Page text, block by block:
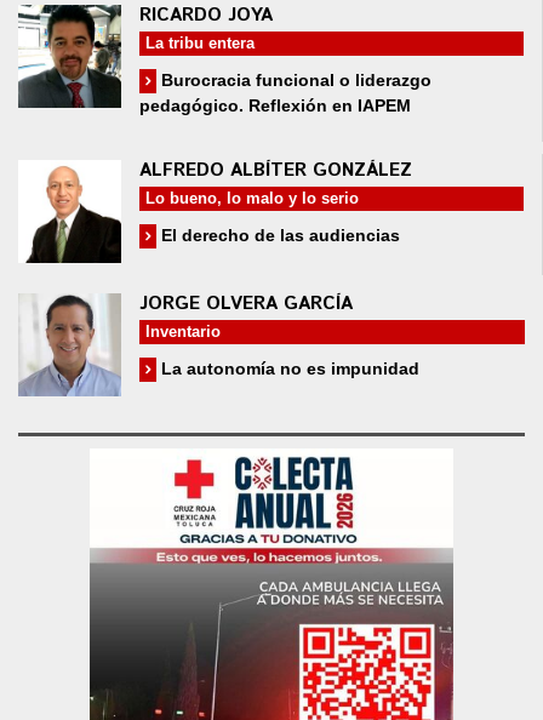
RICARDO JOYA
La tribu entera
Burocracia funcional o liderazgo
pedagógico. Reflexión en IAPEM
ALFREDO ALBÍTER GONZÁLEZ
Lo bueno, lo malo y lo serio
El derecho de las audiencias
JORGE OLVERA GARCÍA
Inventario
La autonomía no es impunidad